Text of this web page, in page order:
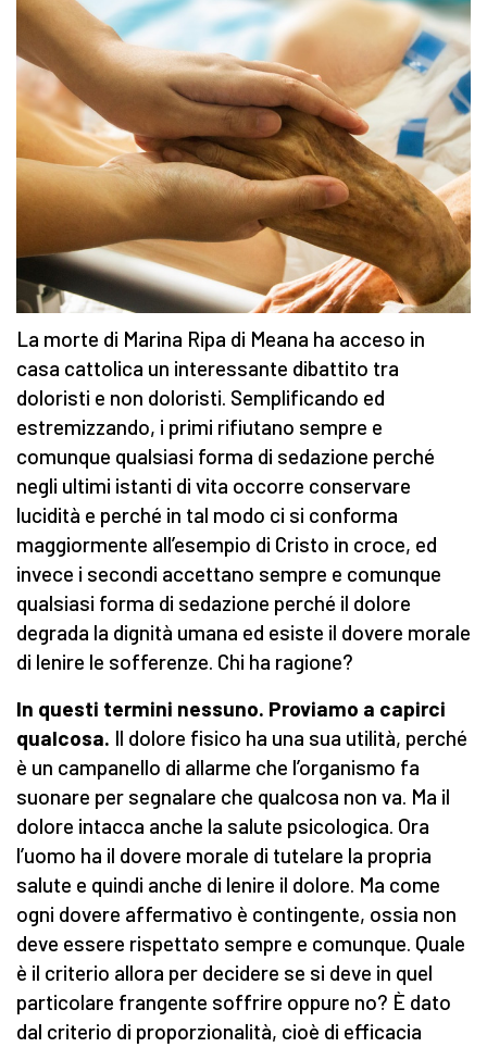
La morte di Marina Ripa di Meana ha acceso in
casa cattolica un interessante dibattito tra
doloristi e non doloristi. Semplificando ed
estremizzando, i primi rifiutano sempre e
comunque qualsiasi forma di sedazione perché
negli ultimi istanti di vita occorre conservare
lucidità e perché in tal modo ci si conforma
maggiormente all’esempio di Cristo in croce, ed
invece i secondi accettano sempre e comunque
qualsiasi forma di sedazione perché il dolore
degrada la dignità umana ed esiste il dovere morale
di lenire le sofferenze. Chi ha ragione?
In questi termini nessuno. Proviamo a capirci
qualcosa. Il dolore fisico ha una sua utilità, perché
è un campanello di allarme che l’organismo fa
suonare per segnalare che qualcosa non va. Ma il
dolore intacca anche la salute psicologica. Ora
l’uomo ha il dovere morale di tutelare la propria
salute e quindi anche di lenire il dolore. Ma come
ogni dovere affermativo è contingente, ossia non
deve essere rispettato sempre e comunque. Quale
è il criterio allora per decidere se si deve in quel
particolare frangente soffrire oppure no? È dato
dal criterio di proporzionalità, cioè di efficacia